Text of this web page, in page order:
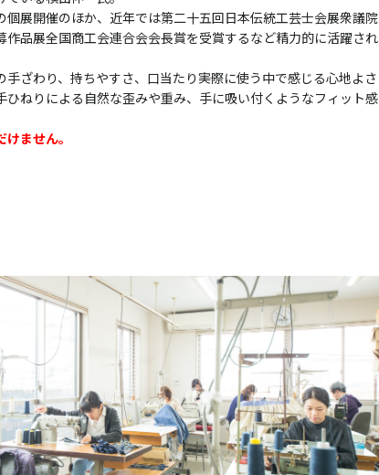
個展開催のほか、近年では第二十五回日本伝統工芸士会展衆議院
作品展全国商工会連合会会長賞を受賞するなど精力的に活躍され
ざわり、持ちやすさ、口当たり――実際に使う中で感じる心地よさ
ひねりによる自然な歪みや重み、手に吸い付くようなフィット感
ません。